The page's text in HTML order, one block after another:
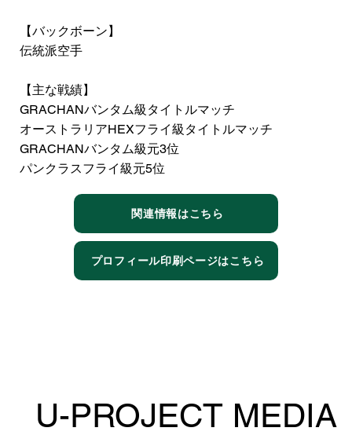
【バックボーン】
伝統派空手
【主な戦績】
GRACHANバンタム級タイトルマッチ
オーストラリアHEXフライ級タイトルマッチ
GRACHANバンタム級元3位
パンクラスフライ級元5位
関連情報はこちら
プロフィール印刷ページはこちら
U-PROJECT MEDIA